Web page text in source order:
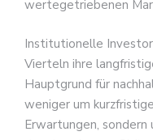
wertegetriebenen
Institutionelle
Vierteln ihre
Hauptgrund für
weniger um
Erwartungen, sondern